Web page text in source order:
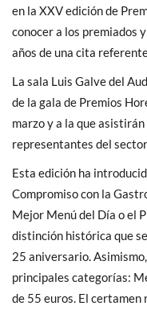
en la XXV edición de
conocer a los premiados
años de una cita
La sala Luis Galve del
de la gala de Premios
marzo y a la que
representantes del
Esta edición ha
Compromiso con la
Mejor Menú del Día o el
distinción histórica que
25 aniversario.
principales categorías:
de 55 euros. El